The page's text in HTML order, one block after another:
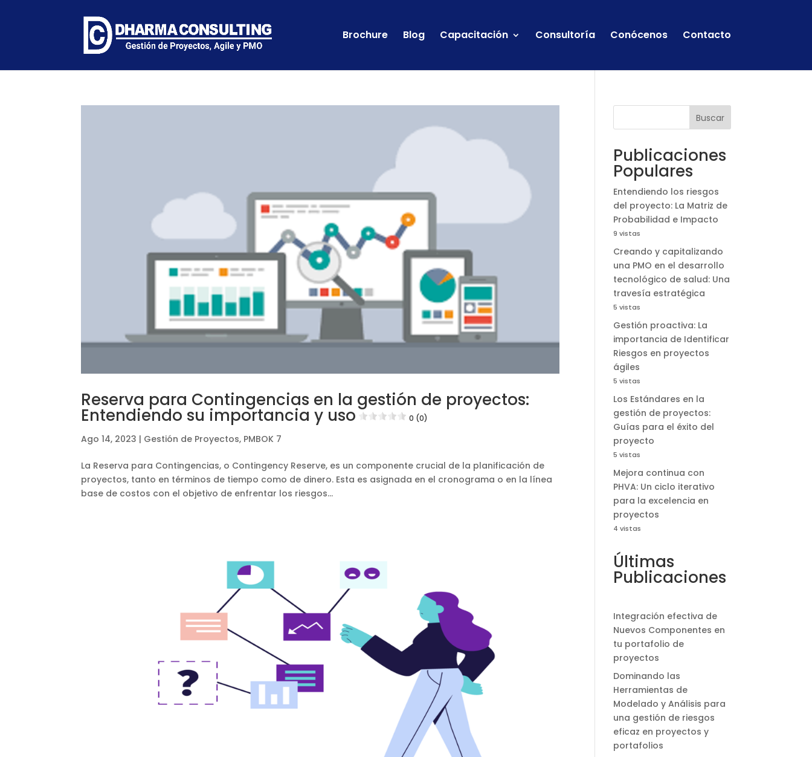
Brochure Blog Capacitación Consultoría Conócenos Contacto
Reserva para Contingencias en la gestión de proyectos:
Entendiendo su importancia y uso 0 (0)
Ago 14, 2023 | Gestión de Proyectos, PMBOK 7
La Reserva para Contingencias, o Contingency Reserve, es un componente crucial de la planificación de
proyectos, tanto en términos de tiempo como de dinero. Esta es asignada en el cronograma o en la línea
base de costos con el objetivo de enfrentar los riesgos...
Buscar
Publicaciones
Populares
Entendiendo los riesgos
del proyecto: La Matriz de
Probabilidad e Impacto
9 vistas
Creando y capitalizando
una PMO en el desarrollo
tecnológico de salud: Una
travesía estratégica
5 vistas
Gestión proactiva: La
importancia de Identificar
Riesgos en proyectos
ágiles
5 vistas
Los Estándares en la
gestión de proyectos:
Guías para el éxito del
proyecto
5 vistas
Mejora continua con
PHVA: Un ciclo iterativo
para la excelencia en
proyectos
4 vistas
Últimas
Publicaciones
Integración efectiva de
Nuevos Componentes en
tu portafolio de
proyectos
Dominando las
Herramientas de
Modelado y Análisis para
una gestión de riesgos
eficaz en proyectos y
portafolios